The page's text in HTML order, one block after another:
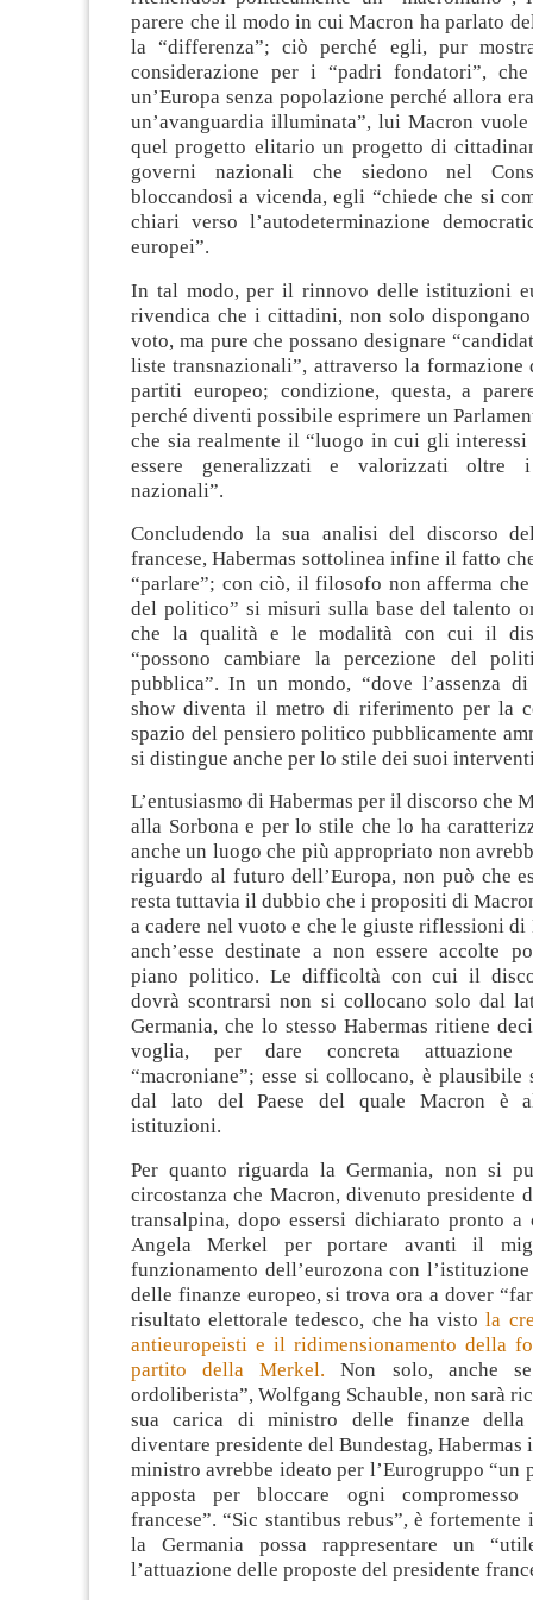
parere che il modo in cui Macron ha parlato
la “differenza”; ciò perché egli, pur
considerazione per i “padri fondatori”,
un’Europa senza popolazione perché allora
un’avanguardia illuminata”, lui Macron vuole
quel progetto elitario un progetto di
governi nazionali che siedono nel
bloccandosi a vicenda, egli “chiede che si
chiari verso l’autodeterminazione
europei”.
In tal modo, per il rinnovo delle istituzioni
rivendica che i cittadini, non solo
voto, ma pure che possano designare
liste transnazionali”, attraverso la formazione
partiti europeo; condizione, questa, a
perché diventi possibile esprimere un
che sia realmente il “luogo in cui gli interessi
essere generalizzati e valorizzati
nazionali”.
Concludendo la sua analisi del discorso
francese, Habermas sottolinea infine il fatto
“parlare”; con ciò, il filosofo non afferma che
del politico” si misuri sulla base del talento
che la qualità e le modalità con cui il
“possono cambiare la percezione del
pubblica”. In un mondo, “dove l’assenza
show diventa il metro di riferimento per la
spazio del pensiero politico pubblicamente
si distingue anche per lo stile dei suoi
L’entusiasmo di Habermas per il discorso che
alla Sorbona e per lo stile che lo ha
anche un luogo che più appropriato non
riguardo al futuro dell’Europa, non può che
resta tuttavia il dubbio che i propositi di
a cadere nel vuoto e che le giuste riflessioni di
anch’esse destinate a non essere accolte
piano politico. Le difficoltà con cui il
dovrà scontrarsi non si collocano solo dal
Germania, che lo stesso Habermas ritiene
voglia, per dare concreta attuazione
“macroniane”; esse si collocano, è plausibile
dal lato del Paese del quale Macron è
istituzioni.
Per quanto riguarda la Germania, non si
circostanza che Macron, divenuto presidente
transalpina, dopo essersi dichiarato pronto a
Angela Merkel per portare avanti il
funzionamento dell’eurozona con
delle finanze europeo, si trova ora a dover
risultato elettorale tedesco, che ha vistola
antieuropeisti e il ridimensionamento della
partito della Merkel.Non solo, anche
ordoliberista”, Wolfgang Schauble, non sarà
sua carica di ministro delle finanze della
diventare presidente del Bundestag, Habermas
ministro avrebbe ideato per l’Eurogruppo “un
apposta per bloccare ogni compromesso
francese”. “Sic stantibus rebus”, è fortemente
la Germania possa rappresentare un
l’attuazione delle proposte del presidente